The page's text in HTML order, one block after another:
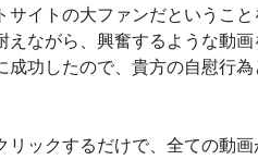
イトの大ファンだということ
ながら、興奮するような動
功したので、貴方の自慰行
ックするだけで、全ての動